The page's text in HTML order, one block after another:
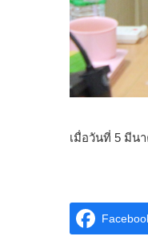
เมื่อวันที่ 5 มีน